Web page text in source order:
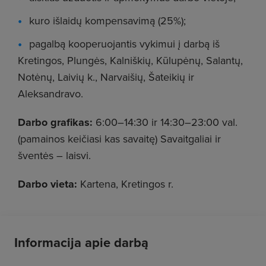
kuro išlaidų kompensavimą (25%);
pagalbą kooperuojantis vykimui į darbą iš
Kretingos, Plungės, Kalniškių, Kūlupėnų, Salantų,
Notėnų, Laivių k., Narvaišių, Šateikių ir
Aleksandravo.
Darbo grafikas: 6:00–14:30 ir 14:30–23:00 val.
(pamainos keičiasi kas savaitę) Savaitgaliai ir
šventės – laisvi.
Darbo vieta: Kartena, Kretingos r.
Informacija apie darbą